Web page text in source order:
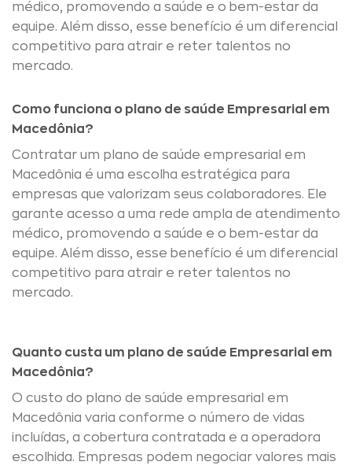
médico, promovendo a saúde e o bem-estar da
equipe. Além disso, esse benefício é um diferencial
competitivo para atrair e reter talentos no
mercado.
Como funciona o plano de saúde Empresarial em
Macedônia?
Contratar um plano de saúde empresarial em
Macedônia é uma escolha estratégica para
empresas que valorizam seus colaboradores. Ele
garante acesso a uma rede ampla de atendimento
médico, promovendo a saúde e o bem-estar da
equipe. Além disso, esse benefício é um diferencial
competitivo para atrair e reter talentos no
mercado.
Quanto custa um plano de saúde Empresarial em
Macedônia?
O custo do plano de saúde empresarial em
Macedônia varia conforme o número de vidas
incluídas, a cobertura contratada e a operadora
escolhida. Empresas podem negociar valores mais